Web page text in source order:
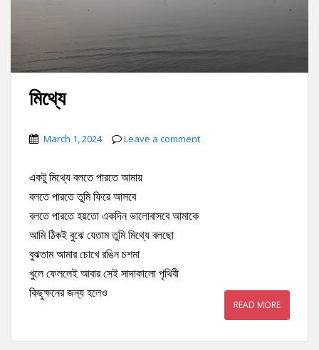
মিথ্যে
March 1, 2024 Leave a comment
একটু মিথ্যে বলতে পারতে আমায়
বলতে পারতে তুমি ফিরে আসবে
বলতে পারতে হয়তো একদিন ভালোবাসবে আমাকে
আমি ঠিকই বুঝে যেতাম তুমি মিথ্যে বলছো
বুঝতাম আমার চোখে রঙিন চশমা
খুলে ফেললেই আবার সেই সাদাকালো পৃথিবী
কিছুক্ষনের জন্য হলেও
READ MORE